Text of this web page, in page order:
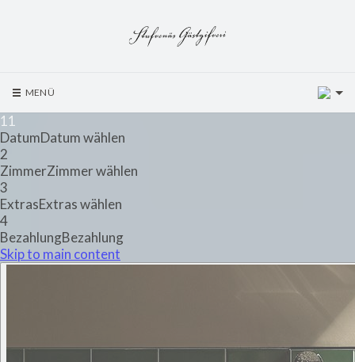
MENÜ
1 1
DatumDatum wählen
2
ZimmerZimmer wählen
3
ExtrasExtras wählen
4
BezahlungBezahlung
Skip to main content